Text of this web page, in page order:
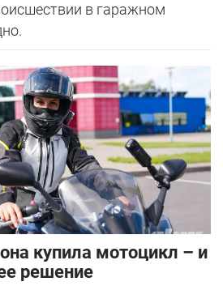
в гаражном
купила мотоцикл – и
решение